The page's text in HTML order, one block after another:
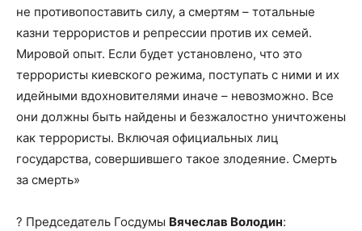
не противопоставить силу, а смертям – тотальные
казни террористов и репрессии против их семей.
Мировой опыт. Если будет установлено, что это
террористы киевского режима, поступать с ними и их
идейными вдохновителями иначе – невозможно. Все
они должны быть найдены и безжалостно уничтожены
как террористы. Включая официальных лиц
государства, совершившего такое злодеяние. Смерть
за смерть»
? Председатель Госдумы Вячеслав Володин: